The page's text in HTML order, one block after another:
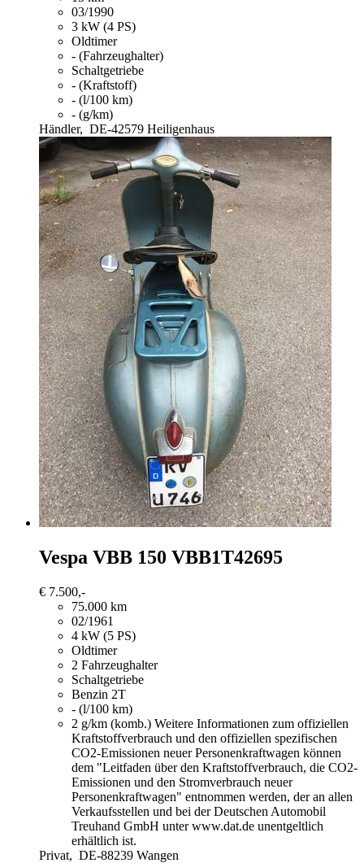
03/1990
3 kW (4 PS)
Oldtimer
- (Fahrzeughalter)
Schaltgetriebe
- (Kraftstoff)
- (l/100 km)
- (g/km)
Händler, DE-42579 Heiligenhaus
Vespa VBB 150 VBB1T42695
€ 7.500,-
75.000 km
02/1961
4 kW (5 PS)
Oldtimer
2 Fahrzeughalter
Schaltgetriebe
Benzin 2T
- (l/100 km)
2 g/km (komb.) Weitere Informationen zum offiziellen
Kraftstoffverbrauch und den offiziellen spezifischen
CO2-Emissionen neuer Personenkraftwagen können
dem "Leitfaden über den Kraftstoffverbrauch, die CO2-
Emissionen und den Stromverbrauch neuer
Personenkraftwagen" entnommen werden, der an allen
Verkaufsstellen und bei der Deutschen Automobil
Treuhand GmbH unter www.dat.de unentgeltlich
erhältlich ist.
Privat, DE-88239 Wangen